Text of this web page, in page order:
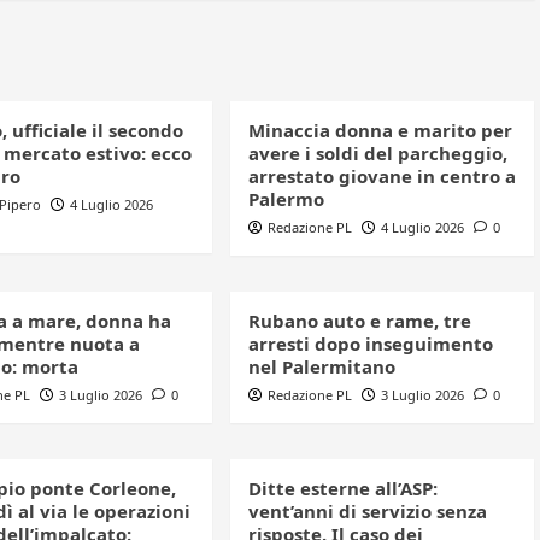
ufficiale il secondo
estivo: ecco
4 Luglio 2026
Minaccia donna e marito per
avere i soldi del parcheggio,
arrestato giovane in centro a
Palermo
Redazione PL 4 Luglio 2026 0
a mare, donna ha
nuota a
morta
PL 3 Luglio 2026 0
Rubano auto e rame, tre
arresti dopo inseguimento
nel Palermitano
Redazione PL 3 Luglio 2026 0
ponte Corleone,
al via le operazioni
Ditte esterne all’ASP:
vent’anni di servizio senza
risposte. Il caso dei